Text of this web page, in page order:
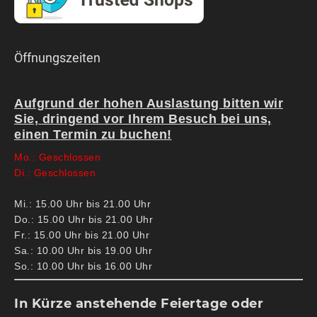
Öffnungszeiten
Aufgrund der hohen Auslastung bitten wir
Sie, dringend vor Ihrem Besuch bei uns,
einen Termin zu buchen!
Mo.: Geschlossen
Di.: Geschlossen
Mi.: 15.00 Uhr bis 21.00 Uhr
Do.: 15.00 Uhr bis 21.00 Uhr
Fr.: 15.00 Uhr bis 21.00 Uhr
Sa.: 10.00 Uhr bis 19.00 Uhr
So.: 10.00 Uhr bis 16.00 Uhr
In Kürze anstehende Feiertage oder